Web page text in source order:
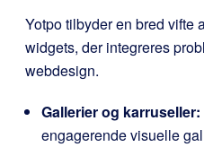
Yotpo tilbyder en bred vifte
widgets, der integreres
webdesign.
Gallerier og karruseller:
engagerende visuelle